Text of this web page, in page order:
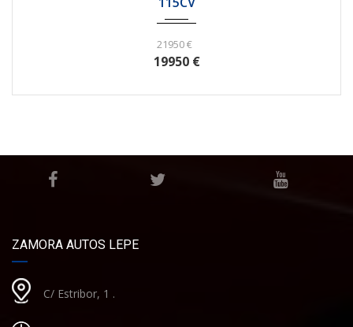
21950 €
19950 €
ZAMORA AUTOS LEPE
C/ Estribor, 1 .